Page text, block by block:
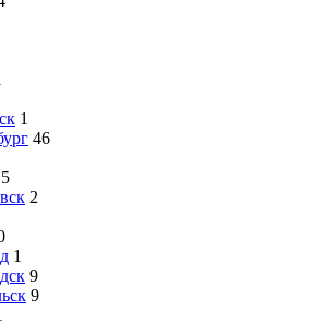
1
46
5
2
1
9
9